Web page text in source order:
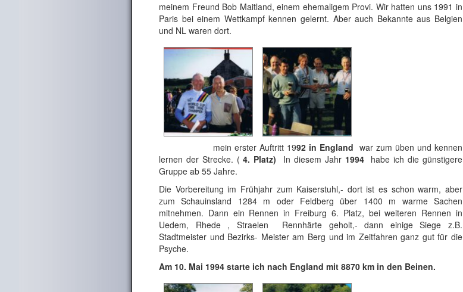
meinem Freund Bob Maitland, einem ehemaligem Provi. Wir hatten uns 1991 in
Paris bei einem Wettkampf kennen gelernt. Aber auch Bekannte aus Belgien
und NL waren dort.
mein erster Auftritt 1992 in England war zum üben und kennen
lernen der Strecke. (4. Platz) In diesem Jahr 1994 habe ich die günstigere
Gruppe ab 55 Jahre.
Die Vorbereitung im Frühjahr zum Kaiserstuhl,- dort ist es schon warm, aber
zum Schauinsland 1284 m oder Feldberg über 1400 m warme Sachen
mitnehmen. Dann ein Rennen in Freiburg 6. Platz, bei weiteren Rennen in
Uedem, Rhede , Straelen Rennhärte geholt,- dann einige Siege z.B.
Stadtmeister und Bezirks- Meister am Berg und im Zeitfahren ganz gut für die
Psyche.
Am 10. Mai 1994 starte ich nach England mit 8870 km in den Beinen.